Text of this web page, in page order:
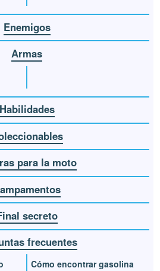
Enemigos
Armas
Habilidades
para la moto
secreto
frecuentes
Cómo encontrar gasolina